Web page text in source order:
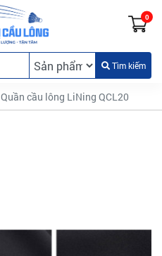
0
Tìm kiếm
Quần cầu lông LiNing QCL20